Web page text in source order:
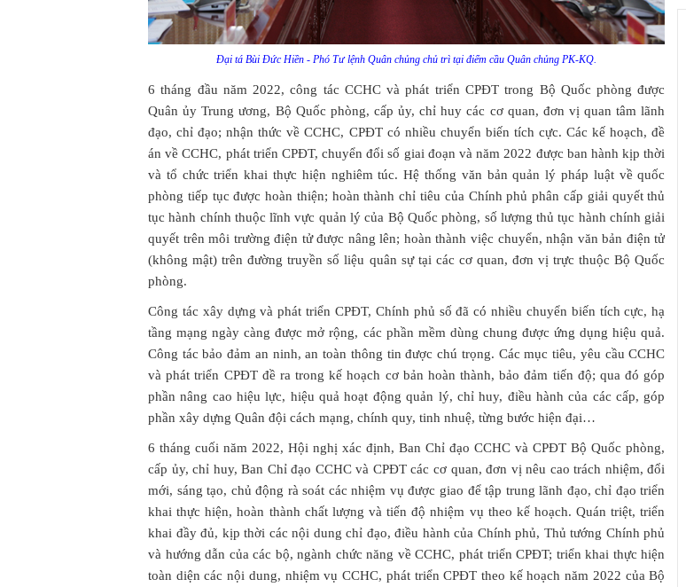
Đại tá Bùi Đức Hiền - Phó Tư lệnh Quân chủng chủ trì tại điểm cầu Quân chủng PK-KQ.
6 tháng đầu năm 2022, công tác CCHC và phát triển CPĐT trong Bộ Quốc phòng được
Quân ủy Trung ương, Bộ Quốc phòng, cấp ủy, chỉ huy các cơ quan, đơn vị quan tâm lãnh
đạo, chỉ đạo; nhận thức về CCHC, CPĐT có nhiều chuyển biến tích cực. Các kế hoạch, đề
án về CCHC, phát triển CPĐT, chuyển đổi số giai đoạn và năm 2022 được ban hành kịp thời
và tổ chức triển khai thực hiện nghiêm túc. Hệ thống văn bản quản lý pháp luật về quốc
phòng tiếp tục được hoàn thiện; hoàn thành chỉ tiêu của Chính phủ phân cấp giải quyết thủ
tục hành chính thuộc lĩnh vực quản lý của Bộ Quốc phòng, số lượng thủ tục hành chính giải
quyết trên môi trường điện tử được nâng lên; hoàn thành việc chuyển, nhận văn bản điện tử
(không mật) trên đường truyền số liệu quân sự tại các cơ quan, đơn vị trực thuộc Bộ Quốc
phòng.
Công tác xây dựng và phát triển CPĐT, Chính phủ số đã có nhiều chuyển biến tích cực, hạ
tầng mạng ngày càng được mở rộng, các phần mềm dùng chung được ứng dụng hiệu quả.
Công tác bảo đảm an ninh, an toàn thông tin được chú trọng. Các mục tiêu, yêu cầu CCHC
và phát triển CPĐT đề ra trong kế hoạch cơ bản hoàn thành, bảo đảm tiến độ; qua đó góp
phần nâng cao hiệu lực, hiệu quả hoạt động quản lý, chỉ huy, điều hành của các cấp, góp
phần xây dựng Quân đội cách mạng, chính quy, tinh nhuệ, từng bước hiện đại…
6 tháng cuối năm 2022, Hội nghị xác định, Ban Chỉ đạo CCHC và CPĐT Bộ Quốc phòng,
cấp ủy, chỉ huy, Ban Chỉ đạo CCHC và CPĐT các cơ quan, đơn vị nêu cao trách nhiệm, đổi
mới, sáng tạo, chủ động rà soát các nhiệm vụ được giao để tập trung lãnh đạo, chỉ đạo triển
khai thực hiện, hoàn thành chất lượng và tiến độ nhiệm vụ theo kế hoạch. Quán triệt, triển
khai đầy đủ, kịp thời các nội dung chỉ đạo, điều hành của Chính phủ, Thủ tướng Chính phủ
và hướng dẫn của các bộ, ngành chức năng về CCHC, phát triển CPĐT; triển khai thực hiện
toàn diện các nội dung, nhiệm vụ CCHC, phát triển CPĐT theo kế hoạch năm 2022 của Bộ